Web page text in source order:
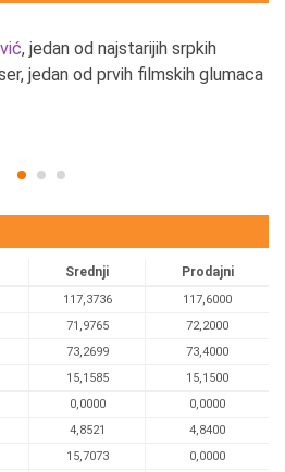
, jedan od najstarijih srpkih
jedan od prvih filmskih glumaca
Srednji Prodajni
117,3736
117,6000
71,9765
72,2000
73,2699
73,4000
15,1585
15,1500
0,0000
0,0000
4,8521
4,8400
15,7073 0,0000